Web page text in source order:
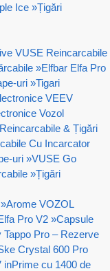
Ice »Țigări
VUSE Reincarcabile
»Elfbar Elfa Pro
uri »Tigari
VEEV
Vozol
& Țigări
Cu Incarcator
uri »VUSE Go
»Țigări
»Arome VOZOL
Pro V2 »Capsule
Pro – Rezerve
Crystal 600 Pro
inPrime cu 1400 de